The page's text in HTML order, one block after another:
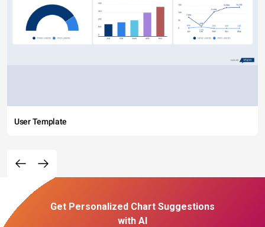
User Template
Get Personalized Chart Suggestions
with AI